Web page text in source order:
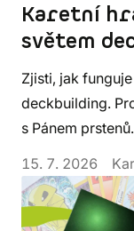
Karetní
světem
Zjisti, jak
deckbuilding.
s Pánem
15. 7. 2026